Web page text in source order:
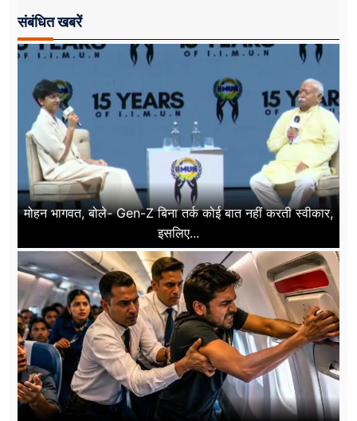
संबंधित खबरें
मोहन भागवत, बोले- Gen-Z बिना तर्क कोई बात नहीं करती स्वीकार,
इसलिए...